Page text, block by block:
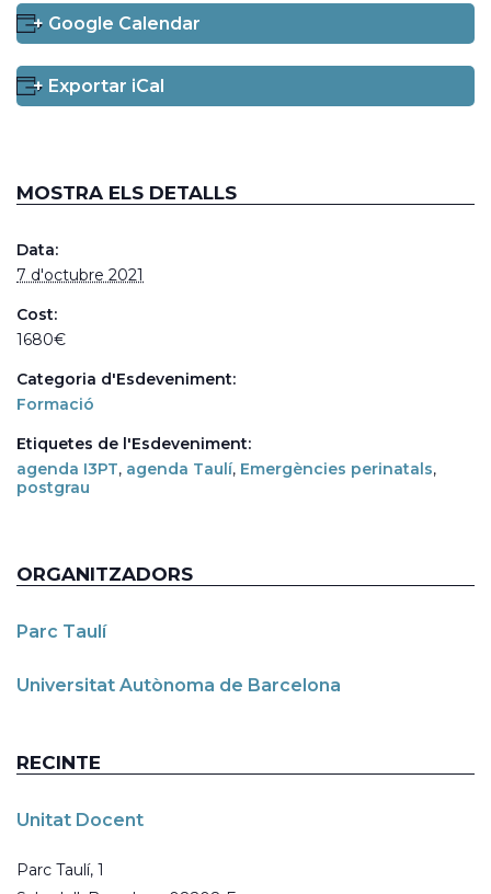
+ Google Calendar
+ Exportar iCal
MOSTRA ELS DETALLS
Data:
7 d'octubre 2021
Cost:
1680€
Categoria d'Esdeveniment:
Formació
Etiquetes de l'Esdeveniment:
agenda I3PT, agenda Taulí, Emergències perinatals,
postgrau
ORGANITZADORS
Parc Taulí
Universitat Autònoma de Barcelona
RECINTE
Unitat Docent
Parc Taulí, 1